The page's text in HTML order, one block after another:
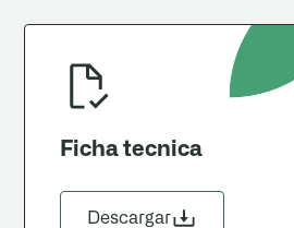
Ficha tecnica
Descargar